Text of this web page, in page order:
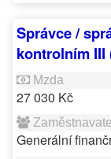
Správce /
kontrolním III
27 030 Kč
Generální